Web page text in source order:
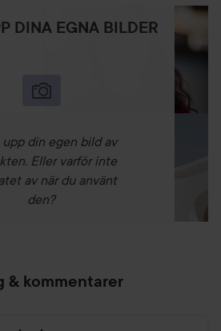
DINA EGNA BILDER
upp din egen bild av
Eller varför inte
av när du använt
den?
& kommentarer